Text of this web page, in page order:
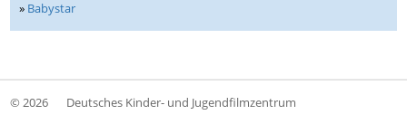
» Babystar
© 2026 Deutsches Kinder- und Jugendfilmzentrum